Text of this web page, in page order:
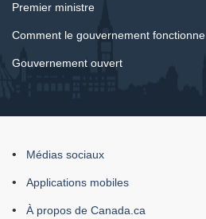
Premier ministre
Comment le gouvernement fonctionne
Gouvernement ouvert
À
propos
du
Médias sociaux
Applications mobiles
À propos de Canada.ca